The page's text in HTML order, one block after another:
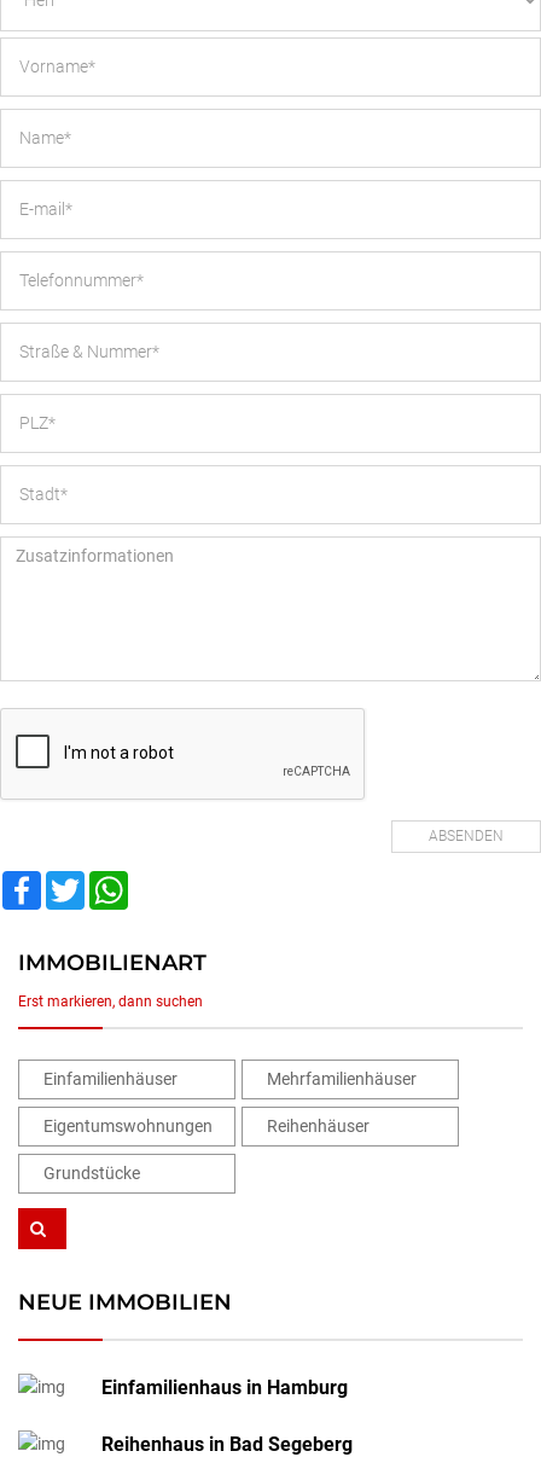
Facebook
Twitter
IMMOBILIENART
Erst markieren, dann suchen
Einfamilienhäuser Mehrfamilienhäuser
Eigentumswohnungen Reihenhäuser
Grundstücke
NEUE IMMOBILIEN
Einfamilienhaus in Hamburg
Reihenhaus in Bad Segeberg